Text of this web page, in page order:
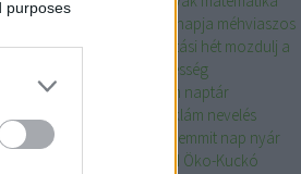
purposes
meghívó méhek napja méhviaszos
mentorálás mobilitási hét mozdulj a
műanyagmentesség
július
múzeum naptár
nemfizetettreklám nevelés
munkanap
ne vásárolj semmit nap nyár
OGYÉI Öko-Kuckó